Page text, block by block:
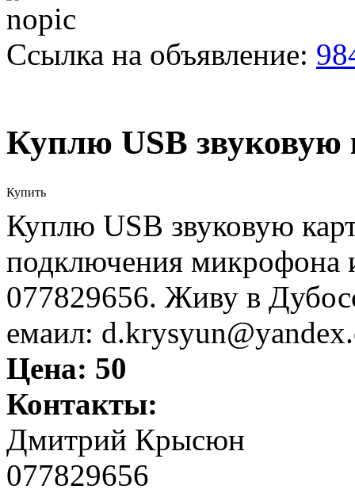
Ссылка на объявление:
Куплю USB звуковую
Купить
Куплю USB звуковую
подключения микрофона
077829656. Живу в
емаил:
Цена: 50
Контакты:
Дмитрий Крысюн
077829656